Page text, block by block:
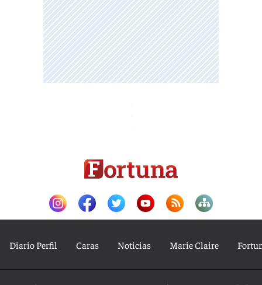
Diario Perfil Caras Noticias Marie Claire